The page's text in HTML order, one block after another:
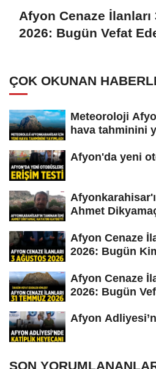
Afyon Cenaze İlanları
2026: Bugün Vefat
ÇOK OKUNAN
Meteoroloji
hava tahminini
Afyon'da yeni
Ahmet
Afyon Cenaze
2026: Bugün
Afyon Cenaze
2026: Bugün
Afyon
SON